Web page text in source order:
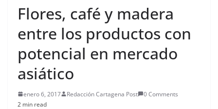
Flores, café y madera
entre los productos con
potencial en mercado
asiático
enero 6, 2017 Redacción Cartagena Post
0 Comments
2 min read